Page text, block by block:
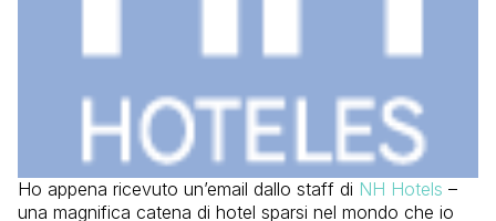
Ho appena ricevuto un’email dallo staff di NH Hotels –
una magnifica catena di hotel sparsi nel mondo che io